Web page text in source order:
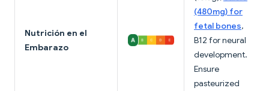
Nutrición en el
Embarazo
(480mg) for
fetal bones,
B12 for neural
development.
Ensure
pasteurized